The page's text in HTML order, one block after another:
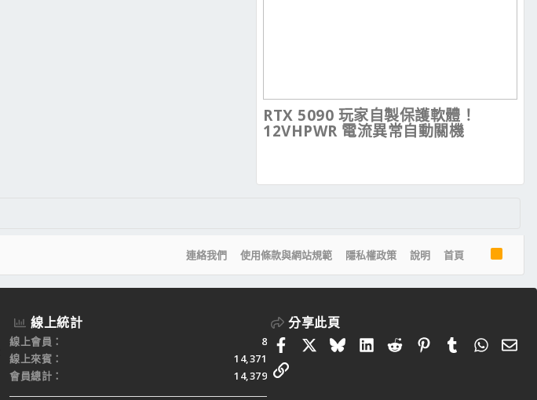
RTX 5090 玩家自製保護軟體！
12VHPWR 電流異常自動關機
連絡我們 使用條款與網站規範 隱私權政策 說明 首頁
S
線上統計
線上會員
8
線上來賓
14,371
會員總計
14,379
分享此頁
FacebookBlueskyLinkedIn
RedditPinterestTumblr 電
連結